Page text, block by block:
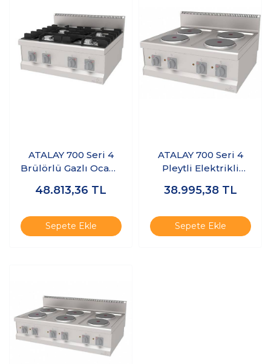
ATALAY 700 Seri 4
Brülörlü Gazlı Ocak -
48.813,36 TL
Sepete Ekle
ATALAY 700 Seri 4
Pleytli Elektrikli
80x70 cm
38.995,38 TL
Sepete Ekle